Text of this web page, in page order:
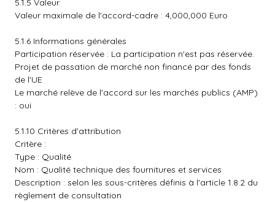
5.1.5 Valeur
Valeur maximale de l'accord-cadre : 4,000,000 Euro
5.1.6 Informations générales
Participation réservée : La participation n'est pas réservée.
Projet de passation de marché non financé par des fonds
de l'UE
Le marché relève de l'accord sur les marchés publics (AMP)
: oui
5.1.10 Critères d'attribution
Critère :
Type : Qualité
Nom : Qualité technique des fournitures et services
Description : selon les sous-critères définis à l'article 1.8.2 du
règlement de consultation